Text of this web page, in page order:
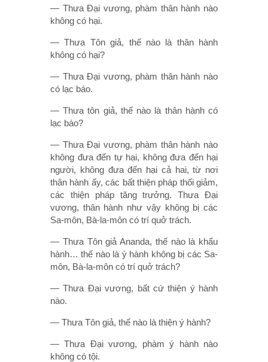
— Thưa Ðại vương, phàm thân hành nào
không có hại.
— Thưa Tôn giả, thế nào là thân hành
không có hại?
— Thưa Ðại vương, phàm thân hành nào
có lạc báo.
— Thưa tôn giả, thế nào là thân hành có
lạc báo?
— Thưa Ðại vương, phàm thân hành nào
không đưa đến tự hại, không đưa đến hại
người, không đưa đến hại cả hai, từ nơi
thân hành ấy, các bất thiện pháp thối giảm,
các thiện pháp tăng trưởng. Thưa Ðại
vương, thân hành như vậy không bị các
Sa-môn, Bà-la-môn có trí quở trách.
— Thưa Tôn giả Ananda, thế nào là khẩu
hành… thế nào là ý hành không bị các Sa-
môn, Bà-la-môn có trí quở trách?
— Thưa Ðại vương, bất cứ thiện ý hành
nào.
— Thưa Tôn giả, thế nào là thiện ý hành?
— Thưa Ðại vương, phàm ý hành nào
không có tội.